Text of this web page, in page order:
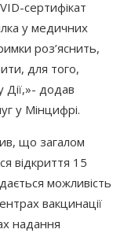
сертифікат
у медичних
роз’яснить,
для того,
Дії,»- додав
у Мінцифрі.
що загалом
відкриття 15
можливість
вакцинації
надання